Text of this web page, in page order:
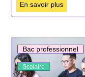
En savoir plus
Bac professionnel
Scolaire